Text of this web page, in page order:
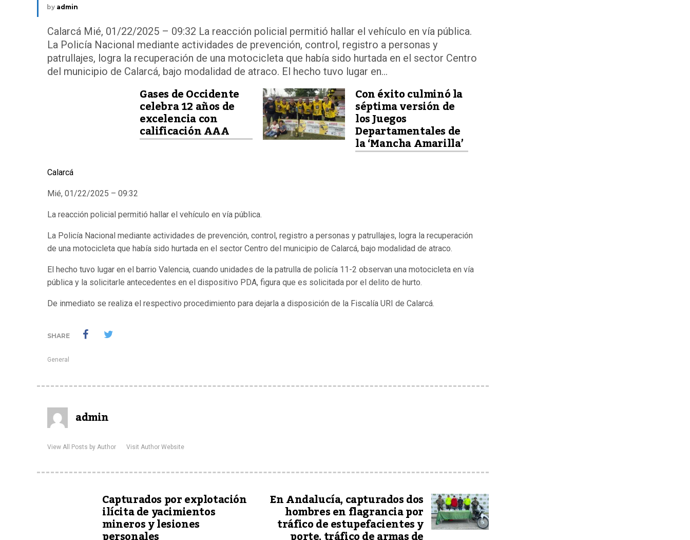
by admin
Calarcá Mié, 01/22/2025 – 09:32 La reacción policial permitió hallar el vehículo en vía pública.
La Policía Nacional mediante actividades de prevención, control, registro a personas y
patrullajes, logra la recuperación de una motocicleta que había sido hurtada en el sector Centro
del municipio de Calarcá, bajo modalidad de atraco. El hecho tuvo lugar en...
Gases de Occidente
celebra 12 años de
excelencia con
calificación AAA
Con éxito culminó la
séptima versión de
los Juegos
Departamentales de
la ‘Mancha Amarilla’
Calarcá
Mié, 01/22/2025 – 09:32
La reacción policial permitió hallar el vehículo en vía pública.
La Policía Nacional mediante actividades de prevención, control, registro a personas y patrullajes, logra la recuperación
de una motocicleta que había sido hurtada en el sector Centro del municipio de Calarcá, bajo modalidad de atraco.
El hecho tuvo lugar en el barrio Valencia, cuando unidades de la patrulla de policía 11-2 observan una motocicleta en vía
pública y la solicitarle antecedentes en el dispositivo PDA, figura que es solicitada por el delito de hurto.
De inmediato se realiza el respectivo procedimiento para dejarla a disposición de la Fiscalía URI de Calarcá.
SHARE
General
admin
View All Posts by Author Visit Author Website
Capturados por explotación
ilícita de yacimientos
mineros y lesiones
En Andalucía, capturados dos
hombres en flagrancia por
tráfico de estupefacientes y